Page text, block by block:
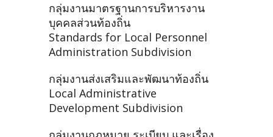
กลุ่มงานมาตรฐานการบริหารงาน
บุคคลส่วนท้องถิ่น
Standards for Local Personnel
Administration Subdivision
กลุ่มงานส่งเสริมและพัฒนาท้องถิ่น
Local Administrative
Development Subdivision